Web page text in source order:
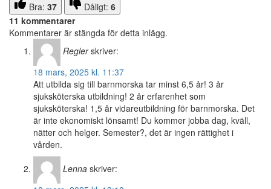
Bra: 37 Dåligt: 6
11 kommentarer
Kommentarer är stängda för detta inlägg.
Regler skriver:
18 mars, 2025 kl. 11:37
Att utbilda sig till barnmorska tar minst 6,5 år! 3 år
sjuksköterska utbildning! 2 år erfarenhet som
sjuksköterska! 1,5 år vidareutbildning för barnmorska. Det
är inte ekonomiskt lönsamt! Du kommer jobba dag, kväll,
nätter och helger. Semester?, det är ingen rättighet i
vården.
Lenna skriver: